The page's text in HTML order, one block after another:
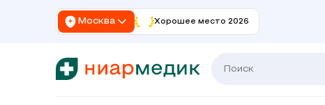
Москва Хорошее место 2026